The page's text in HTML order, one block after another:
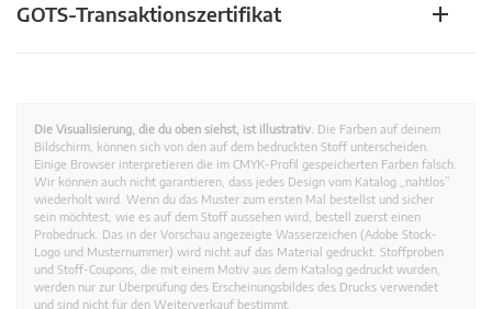
GOTS-Transaktionszertifikat
Die Visualisierung, die du oben siehst, ist illustrativ. Die Farben auf deinem
Bildschirm, können sich von den auf dem bedruckten Stoff unterscheiden.
Einige Browser interpretieren die im CMYK-Profil gespeicherten Farben falsch.
Wir können auch nicht garantieren, dass jedes Design vom Katalog „nahtlos”
wiederholt wird. Wenn du das Muster zum ersten Mal bestellst und sicher
sein möchtest, wie es auf dem Stoff aussehen wird, bestell zuerst einen
Probedruck. Das in der Vorschau angezeigte Wasserzeichen (Adobe Stock-
Logo und Musternummer) wird nicht auf das Material gedruckt. Stoffproben
und Stoff-Coupons, die mit einem Motiv aus dem Katalog gedruckt wurden,
werden nur zur Überprüfung des Erscheinungsbildes des Drucks verwendet
und sind nicht für den Weiterverkauf bestimmt.